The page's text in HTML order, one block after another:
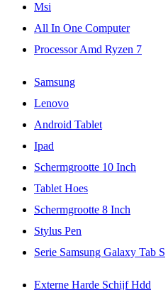
Msi
All In One Computer
Processor Amd Ryzen 7
Samsung
Lenovo
Android Tablet
Ipad
Schermgrootte 10 Inch
Tablet Hoes
Schermgrootte 8 Inch
Stylus Pen
Serie Samsung Galaxy Tab S
Externe Harde Schijf Hdd